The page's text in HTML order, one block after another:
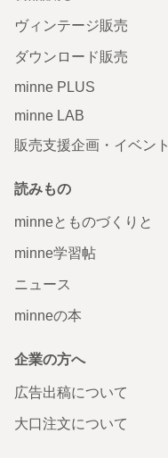
ヴィンテージ販売
ダウンロード販売
minne PLUS
minne LAB
販売支援企画・イベント
読みもの
minneとものづくりと
minne学習帖
ニュース
minneの本
企業の方へ
広告出稿について
大口注文について